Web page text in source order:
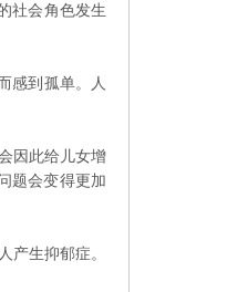
社会角色发生
感到孤单。人
因此给儿女增
题会变得更加
生抑郁症。